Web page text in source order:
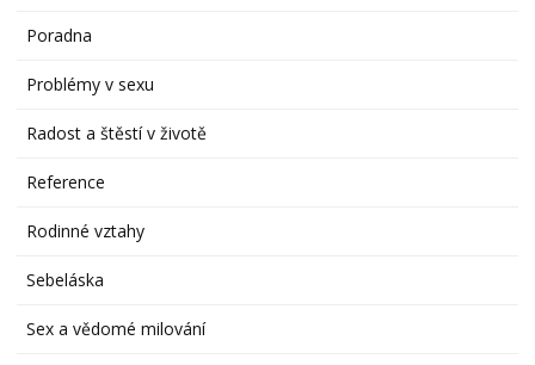
Poradna
Problémy v sexu
Radost a štěstí v životě
Reference
Rodinné vztahy
Sebeláska
Sex a vědomé milování